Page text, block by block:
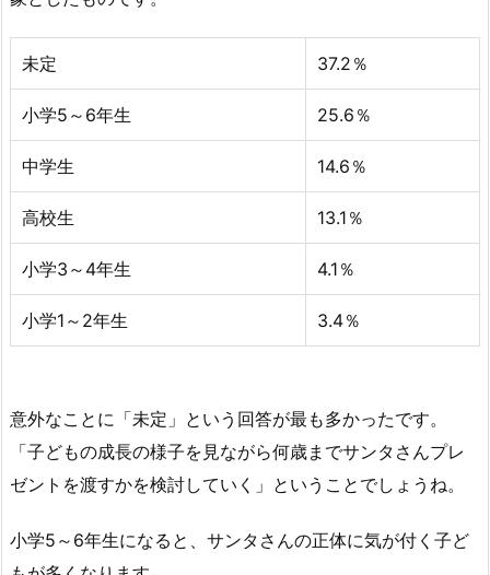
未定 37.2％
小学5～6年生 25.6％
中学生 14.6％
高校生 13.1％
小学3～4年生 4.1％
小学1～2年生 3.4％
意外なことに「未定」という回答が最も多かったです。
「子どもの成長の様子を見ながら何歳までサンタさんプレ
ゼントを渡すかを検討していく」ということでしょうね。
小学5～6年生になると、サンタさんの正体に気が付く子ど